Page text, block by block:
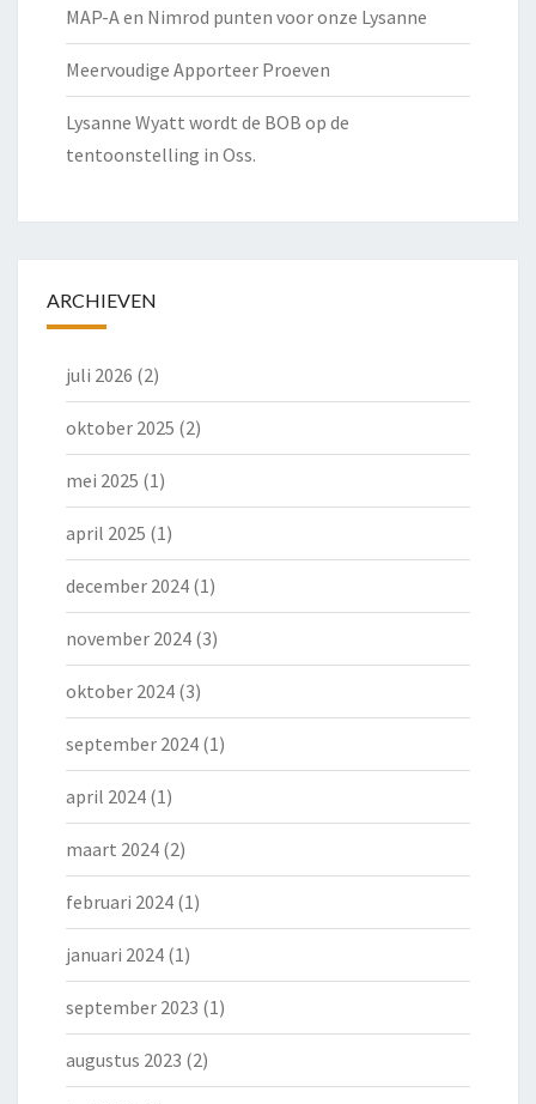
MAP-A en Nimrod punten voor onze Lysanne
Meervoudige Apporteer Proeven
Lysanne Wyatt wordt de BOB op de
tentoonstelling in Oss.
ARCHIEVEN
juli 2026 (2)
oktober 2025 (2)
mei 2025 (1)
april 2025 (1)
december 2024 (1)
november 2024 (3)
oktober 2024 (3)
september 2024 (1)
april 2024 (1)
maart 2024 (2)
februari 2024 (1)
januari 2024 (1)
september 2023 (1)
augustus 2023 (2)